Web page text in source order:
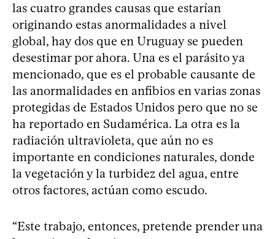
las cuatro grandes causas que estarían
originando estas anormalidades a nivel
global, hay dos que en Uruguay se pueden
desestimar por ahora. Una es el parásito ya
mencionado, que es el probable causante de
las anormalidades en anfibios en varias zonas
protegidas de Estados Unidos pero que no se
ha reportado en Sudamérica. La otra es la
radiación ultravioleta, que aún no es
importante en condiciones naturales, donde
la vegetación y la turbidez del agua, entre
otros factores, actúan como escudo.
“Este trabajo, entonces, pretende prender una